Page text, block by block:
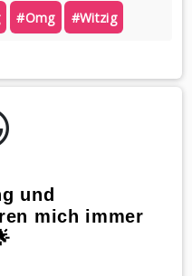
#omg #witzig
und
mich immer